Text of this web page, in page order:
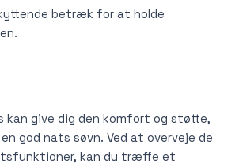
betræk for at holde
kan give dig den komfort og støtte,
god nats søvn. Ved at overveje de
kan du træffe et